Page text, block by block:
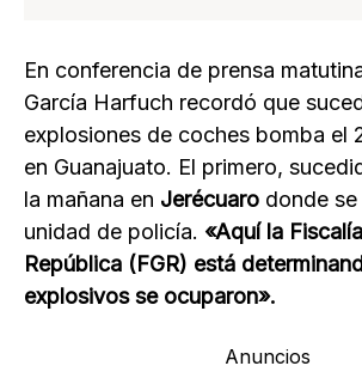
En conferencia de prensa
García Harfuch recordó que
explosiones de coches bomba el
en Guanajuato. El primero,
la mañana en Jerécuaro donde
unidad de policía. «Aquí la
República (FGR) está
explosivos se ocuparon».
Anuncios